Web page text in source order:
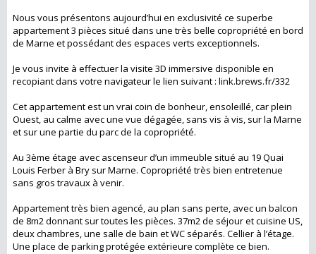
Nous vous présentons aujourd’hui en exclusivité ce superbe
appartement 3 pièces situé dans une très belle copropriété en bord
de Marne et possédant des espaces verts exceptionnels.
Je vous invite à effectuer la visite 3D immersive disponible en
recopiant dans votre navigateur le lien suivant : link.brews.fr/332
Cet appartement est un vrai coin de bonheur, ensoleillé, car plein
Ouest, au calme avec une vue dégagée, sans vis à vis, sur la Marne
et sur une partie du parc de la copropriété.
Au 3ème étage avec ascenseur d’un immeuble situé au 19 Quai
Louis Ferber à Bry sur Marne. Copropriété très bien entretenue
sans gros travaux à venir.
Appartement très bien agencé, au plan sans perte, avec un balcon
de 8m2 donnant sur toutes les pièces. 37m2 de séjour et cuisine US,
deux chambres, une salle de bain et WC séparés. Cellier à l’étage.
Une place de parking protégée extérieure complète ce bien.